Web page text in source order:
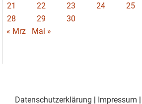
21
22 23 24 25
28
29
30
« Mrz
Mai »
Datenschutzerklärung | Impressum |